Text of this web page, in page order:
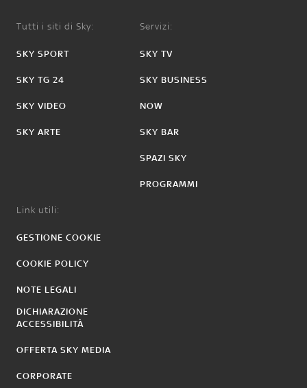
Tutti i siti di Sky:
SKY SPORT
SKY TG 24
SKY VIDEO
SKY ARTE
Servizi:
SKY TV
SKY BUSINESS
NOW
SKY BAR
SPAZI SKY
PROGRAMMI
Link utili:
GESTIONE COOKIE
COOKIE POLICY
NOTE LEGALI
DICHIARAZIONE
ACCESSIBILITÀ
OFFERTA SKY MEDIA
CORPORATE